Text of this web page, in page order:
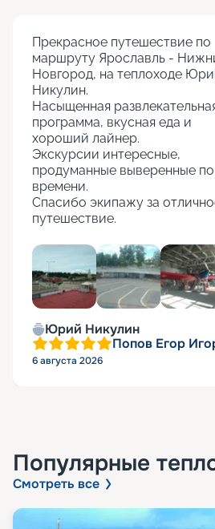
Прекрасное путешествие по
маршруту Ярославль -
Новгород, на теплоходе
Никулин.
Насыщенная
программа, вкусная еда и
хороший лайнер.
Экскурсии интересные,
продуманные выверенные по
времени.
Спасибо экипажу за
путешествие.
Юрий Никулин
Попов Егор
6 августа 2026
Популярные
Смотреть все